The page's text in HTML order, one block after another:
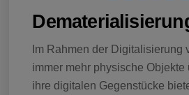
Im Rahmen der Digitalisierung
immer mehr physische Objekte
ihre digitalen Gegenstücke